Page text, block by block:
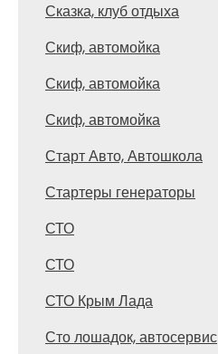
Сказка, клуб отдыха
Скиф, автомойка
Скиф, автомойка
Скиф, автомойка
Старт Авто, Автошкола
Стартеры генераторы
СТО
СТО
СТО Крым Лада
Сто лошадок, автосервис